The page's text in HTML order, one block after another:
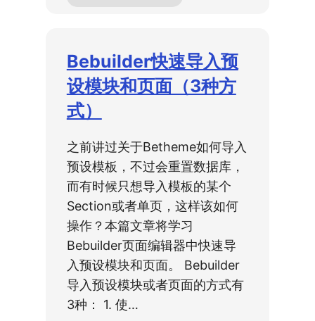
Bebuilder快速导入预
设模块和页面（3种方
式）
之前讲过关于Betheme如何导入
预设模板，不过会重置数据库，
而有时候只想导入模板的某个
Section或者单页，这样该如何
操作？本篇文章将学习
Bebuilder页面编辑器中快速导
入预设模块和页面。 Bebuilder
导入预设模块或者页面的方式有
3种： 1. 使…